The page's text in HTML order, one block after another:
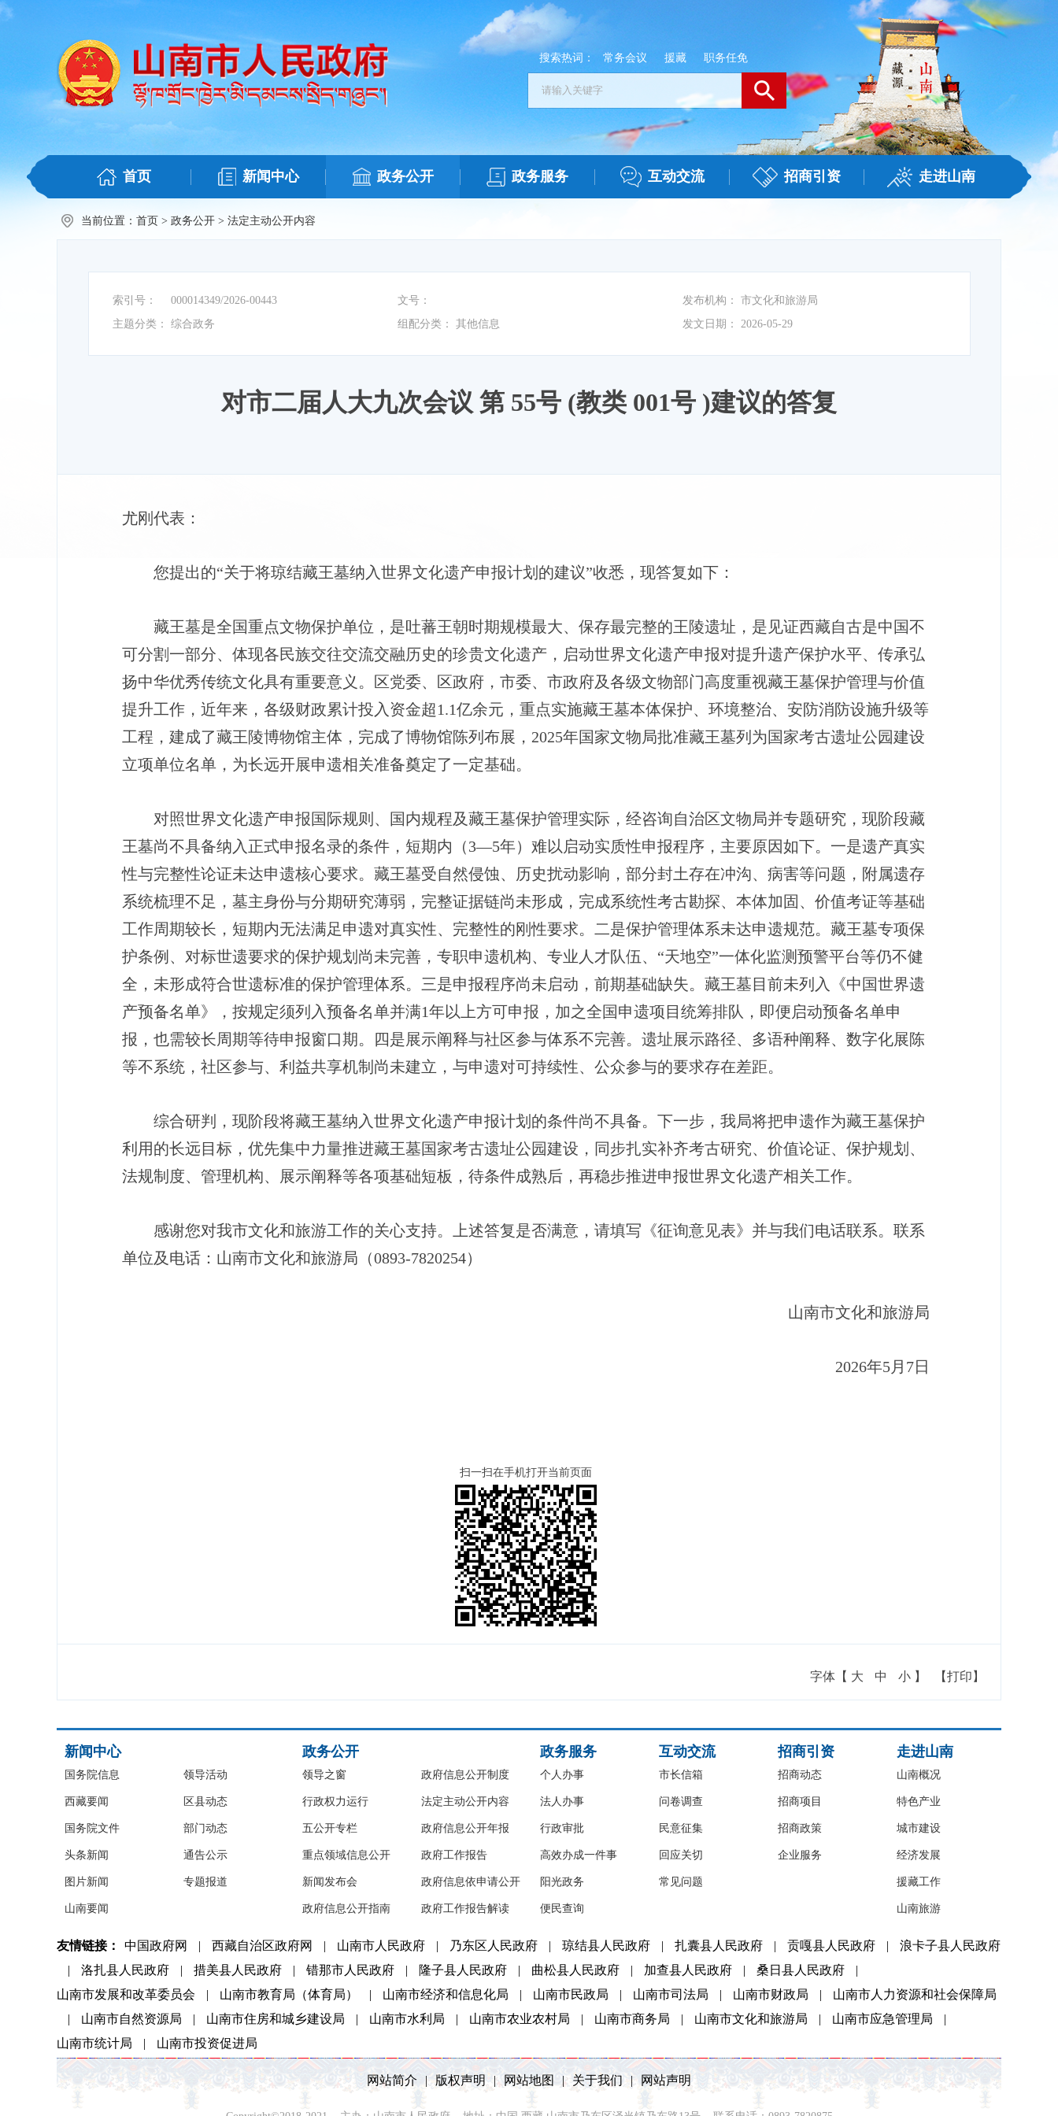
搜索热词： 常务会议 援藏 职务任免
首页 新闻中心 政务公开 政务服务 互动交流 招商引资 走进山南
当前位置： 首页 > 政务公开 > 法定主动公开内容
索引号： 000014349/2026-00443 文号： 发布机构：
市文化和旅游局
主题分类：
综合政务 组配分类： 其他信息 发文日期： 2026-05-29
对市二届人大九次会议 第 55号 (教类 001号 )建议的答复
尤刚代表：
您提出的“关于将琼结藏王墓纳入世界文化遗产申报计划的建议”收悉，现答复如下：
藏王墓是全国重点文物保护单位，是吐蕃王朝时期规模最大、保存最完整的王陵遗址，是见证西藏自古是中国不
可分割一部分、体现各民族交往交流交融历史的珍贵文化遗产，启动世界文化遗产申报对提升遗产保护水平、传承弘
扬中华优秀传统文化具有重要意义。区党委、区政府，市委、市政府及各级文物部门高度重视藏王墓保护管理与价值
提升工作，近年来，各级财政累计投入资金超1.1亿余元，重点实施藏王墓本体保护、环境整治、安防消防设施升级等
工程，建成了藏王陵博物馆主体，完成了博物馆陈列布展，2025年国家文物局批准藏王墓列为国家考古遗址公园建设
立项单位名单，为长远开展申遗相关准备奠定了一定基础。
对照世界文化遗产申报国际规则、国内规程及藏王墓保护管理实际，经咨询自治区文物局并专题研究，现阶段藏
王墓尚不具备纳入正式申报名录的条件，短期内（3—5年）难以启动实质性申报程序，主要原因如下。一是遗产真实
性与完整性论证未达申遗核心要求。藏王墓受自然侵蚀、历史扰动影响，部分封土存在冲沟、病害等问题，附属遗存
系统梳理不足，墓主身份与分期研究薄弱，完整证据链尚未形成，完成系统性考古勘探、本体加固、价值考证等基础
工作周期较长，短期内无法满足申遗对真实性、完整性的刚性要求。二是保护管理体系未达申遗规范。藏王墓专项保
护条例、对标世遗要求的保护规划尚未完善，专职申遗机构、专业人才队伍、“天地空”一体化监测预警平台等仍不健
全，未形成符合世遗标准的保护管理体系。三是申报程序尚未启动，前期基础缺失。藏王墓目前未列入《中国世界遗
产预备名单》，按规定须列入预备名单并满1年以上方可申报，加之全国申遗项目统筹排队，即便启动预备名单申
报，也需较长周期等待申报窗口期。四是展示阐释与社区参与体系不完善。遗址展示路径、多语种阐释、数字化展陈
等不系统，社区参与、利益共享机制尚未建立，与申遗对可持续性、公众参与的要求存在差距。
综合研判，现阶段将藏王墓纳入世界文化遗产申报计划的条件尚不具备。下一步，我局将把申遗作为藏王墓保护
利用的长远目标，优先集中力量推进藏王墓国家考古遗址公园建设，同步扎实补齐考古研究、价值论证、保护规划、
法规制度、管理机构、展示阐释等各项基础短板，待条件成熟后，再稳步推进申报世界文化遗产相关工作。
感谢您对我市文化和旅游工作的关心支持。上述答复是否满意，请填写《征询意见表》并与我们电话联系。联系
单位及电话：山南市文化和旅游局（0893‑7820254）
山南市文化和旅游局
2026年5月7日
扫一扫在手机打开当前页面
字体【 大 中 小 】 【打印】
新闻中心
国务院信息
西藏要闻
国务院文件
头条新闻
图片新闻
山南要闻
领导活动
区县动态
部门动态
通告公示
专题报道
政务公开
领导之窗
行政权力运行
五公开专栏
重点领域信息公开
新闻发布会
政府信息公开指南
政府信息公开制度
法定主动公开内容
政府信息公开年报
政府工作报告
政府信息依申请公开
政府工作报告解读
政务服务
个人办事
法人办事
行政审批
高效办成一件事
阳光政务
便民查询
互动交流
市长信箱
问卷调查
民意征集
回应关切
常见问题
招商引资
招商动态
招商项目
招商政策
企业服务
走进山南
山南概况
特色产业
城市建设
经济发展
援藏工作
山南旅游
友情链接： 中国政府网 | 西藏自治区政府网 | 山南市人民政府 | 乃东区人民政府 | 琼结县人民政府 | 扎囊县人民政府 | 贡嘎县人民政府 |
浪卡子县人民政府
|
洛扎县人民政府 | 措美县人民政府 | 错那市人民政府 | 隆子县人民政府 | 曲松县人民政府 | 加查县人民政府 | 桑日县人民政府
|
山南市发展和改革委员会
| 山南市教育局（体育局） | 山南市经济和信息化局 | 山南市民政局 | 山南市司法局 | 山南市财政局 |
山南市人力资源和社会保障局
|
山南市自然资源局 | 山南市住房和城乡建设局 | 山南市水利局 | 山南市农业农村局 | 山南市商务局 | 山南市文化和旅游局 | 山南市应急管理局
|
山南市统计局
| 山南市投资促进局
网站简介 | 版权声明 | 网站地图 | 关于我们 | 网站声明